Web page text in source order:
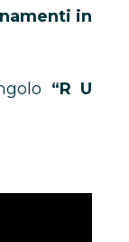
in
“R U